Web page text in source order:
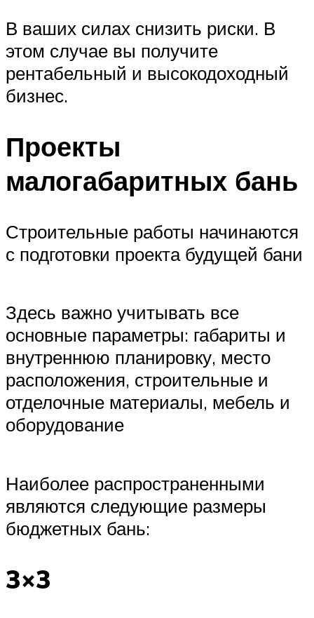
В ваших силах снизить риски. В
этом случае вы получите
рентабельный и высокодоходный
бизнес.
Проекты
малогабаритных бань
Строительные работы начинаются
с подготовки проекта будущей бани
Здесь важно учитывать все
основные параметры: габариты и
внутреннюю планировку, место
расположения, строительные и
отделочные материалы, мебель и
оборудование
Наиболее распространенными
являются следующие размеры
бюджетных бань:
3×3